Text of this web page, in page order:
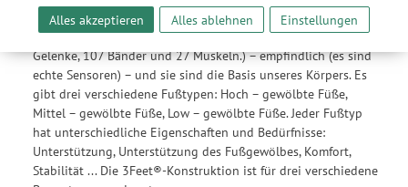
Werbeanzeigen für Sie bereitzustellen sowie Funktionalitäten
unserer Website sicherzustellen und stetig zu verbessern. Dabei
werden Ihre Daten auch an Drittanbieter und Werbepartner
weitergegeben. Die Verarbeitung erfolgt ausschließlich zum
Zwecke der Einbindung von Streaming-Inhalten und der
Durchführung von statistischer Analyse, Reichweitenmessungen,
Produktempfehlungen und nutzungsbasierter Werbung.
Informationen zu den einzelnen Funktionen, den Drittanbietern
und der Speicherdauer finden Sie unter Einstellungen. Diese
Einwilligung ist freiwillig, für die Nutzung unserer Website nicht
Alles akzeptieren Alles ablehnen Einstellungen
Bewegung und ihren Druck. Sie sind: - einzigartig (nach
Morphologie) – komplex (der Fuß hat 28 Knochen, 16
Gelenke, 107 Bänder und 27 Muskeln.) – empfindlich (es sind
echte Sensoren) – und sie sind die Basis unseres Körpers. Es
gibt drei verschiedene Fußtypen: Hoch – gewölbte Füße,
Mittel – gewölbte Füße, Low – gewölbte Füße. Jeder Fußtyp
hat unterschiedliche Eigenschaften und Bedürfnisse:
Unterstützung, Unterstützung des Fußgewölbes, Komfort,
Stabilität ... Die 3Feet®-Konstruktion ist für drei verschiedene